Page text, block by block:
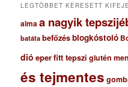
LEGTÖBBET KERESETT
almaa nagyik
batáta befőzésblogkóstoló
dió eperfitt tepszi glutén
és tejmentes